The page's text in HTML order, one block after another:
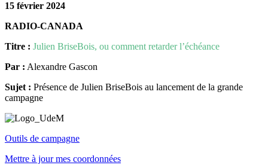
15 février 2024
RADIO-CANADA
Titre : Julien BriseBois, ou comment retarder l’échéance
Par : Alexandre Gascon
Sujet : Présence de Julien BriseBois au lancement de la grande
campagne
Outils de campagne
Mettre à jour mes coordonnées